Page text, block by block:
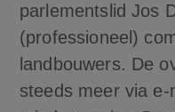
parlementslid Jos
(professioneel)
landbouwers. De
steeds meer via